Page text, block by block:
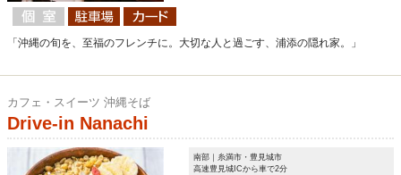
「沖縄の旬を、至福のフレンチに。大切な人と過ごす、浦添の隠れ家。」
カフェ・スイーツ 沖縄そば
Drive-in Nanachi
南部｜糸満市・豊見城市
高速豊見城ICから車で2分